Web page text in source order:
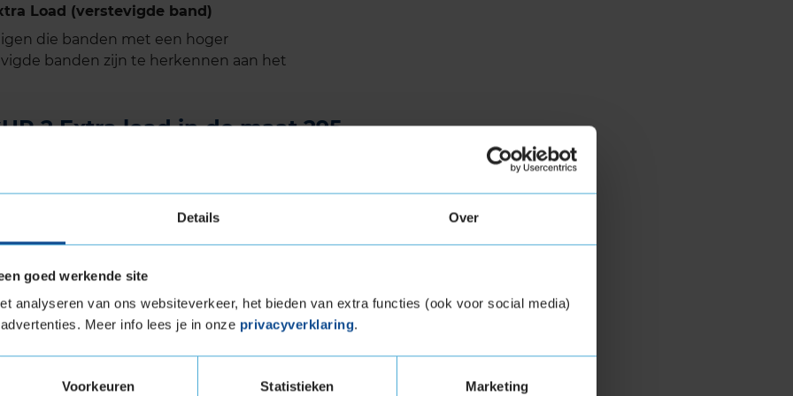
Details Over
goed werkende site
analyseren van ons websiteverkeer, het bieden van extra functies (ook voor social media)
Meer info lees je in onze privacyverklaring.
Voorkeuren Statistieken Marketing
Load (verstevigde band)
die banden met een hoger
banden zijn te herkennen aan het
2 Extra load in de maat 295
load in de maat 295 30 R19 eenvoudig
in bij jouw KwikFit vestiging.